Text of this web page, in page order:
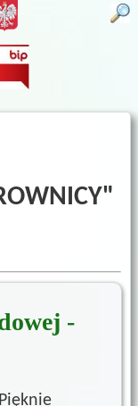
-
Pięknie